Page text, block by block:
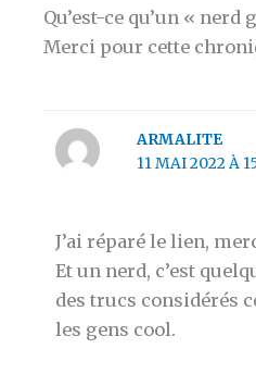
Qu’est-ce qu’un « nerd
Merci pour cette
ARMALITE
11 MAI 2022 À
J’ai réparé le lien,
Et un nerd, c’est
des trucs considérés
les gens cool.